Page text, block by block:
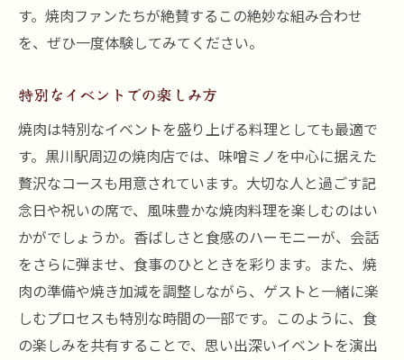
す。焼肉ファンたちが絶賛するこの絶妙な組み合わせ
を、ぜひ一度体験してみてください。
特別なイベントでの楽しみ方
焼肉は特別なイベントを盛り上げる料理としても最適で
す。黒川駅周辺の焼肉店では、味噌ミノを中心に据えた
贅沢なコースも用意されています。大切な人と過ごす記
念日や祝いの席で、風味豊かな焼肉料理を楽しむのはい
かがでしょうか。香ばしさと食感のハーモニーが、会話
をさらに弾ませ、食事のひとときを彩ります。また、焼
肉の準備や焼き加減を調整しながら、ゲストと一緒に楽
しむプロセスも特別な時間の一部です。このように、食
の楽しみを共有することで、思い出深いイベントを演出